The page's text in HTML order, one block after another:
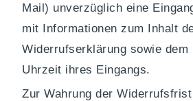
Mail) unverzüglich eine
mit Informationen zum Inhalt
Widerrufserklärung sowie dem
Uhrzeit ihres Eingangs.
Zur Wahrung der